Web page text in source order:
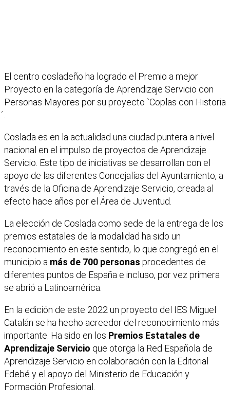
El centro cosladeño ha logrado el Premio a mejor
Proyecto en la categoría de Aprendizaje Servicio con
Personas Mayores por su proyecto `Coplas con Historia
́.
Coslada es en la actualidad una ciudad puntera a nivel
nacional en el impulso de proyectos de Aprendizaje
Servicio. Este tipo de iniciativas se desarrollan con el
apoyo de las diferentes Concejalías del Ayuntamiento, a
través de la Oficina de Aprendizaje Servicio, creada al
efecto hace años por el Área de Juventud.
La elección de Coslada como sede de la entrega de los
premios estatales de la modalidad ha sido un
reconocimiento en este sentido, lo que congregó en el
municipio a más de 700 personas procedentes de
diferentes puntos de España e incluso, por vez primera
se abrió a Latinoamérica.
En la edición de este 2022 un proyecto del IES Miguel
Catalán se ha hecho acreedor del reconocimiento más
importante. Ha sido en los Premios Estatales de
Aprendizaje Servicio que otorga la Red Española de
Aprendizaje Servicio en colaboración con la Editorial
Edebé y el apoyo del Ministerio de Educación y
Formación Profesional.